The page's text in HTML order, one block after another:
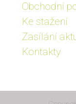
Obchodní
Ke stažení
Zasílání
Kontakty